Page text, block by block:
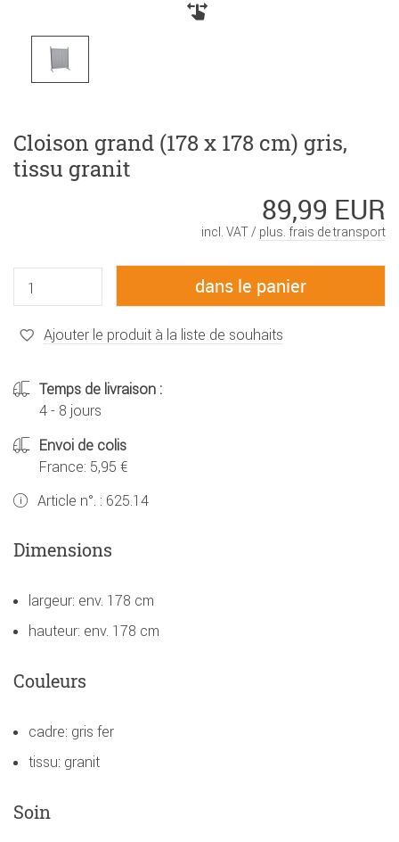
Cloison grand (178 x 178 cm) gris,
tissu granit
89,99 EUR
incl. VAT / plus. frais de transport
Ajouter le produit à la liste de souhaits
Temps de livraison :
4 - 8 jours
Envoi de colis
France: 5,95 €
Article n°. : 625.14
Dimensions
largeur: env. 178 cm
hauteur: env. 178 cm
Couleurs
cadre: gris fer
tissu: granit
Soin